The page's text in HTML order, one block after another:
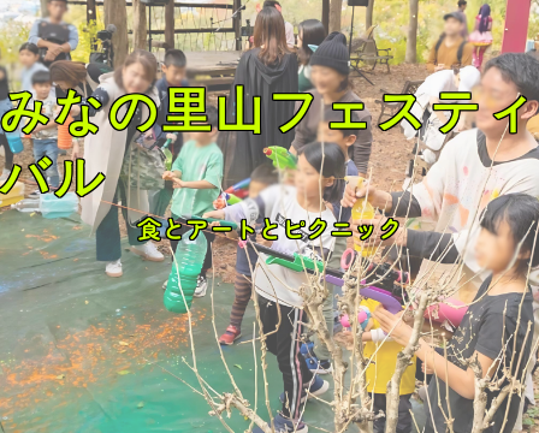
みなの里山フェスティ
バル
食とアートとピクニック